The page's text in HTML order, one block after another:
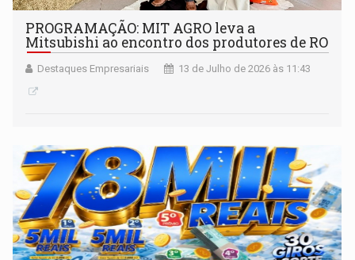
PROGRAMAÇÃO: MIT AGRO leva a
Mitsubishi ao encontro dos produtores de RO
Destaques Empresariais 13 de Julho de 2026 às 11:43